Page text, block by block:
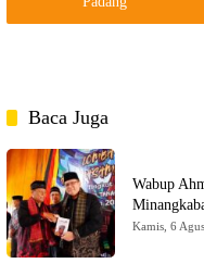
Baca Juga
Wabup
Kamis, 6